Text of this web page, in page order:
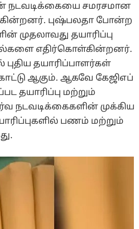
நடவடிக்கையை சமரசமான
புஷ்பலதா போன்ற
முதலாவது தயாரிப்பு
எதிர்கொள்கின்றனர்.
தயாரிப்பாளர்கள்
ஆகும். ஆகவே கேஜிஎப்
தயாரிப்பு மற்றும்
நடவடிக்கைகளின் முக்கிய
பணம் மற்றும்